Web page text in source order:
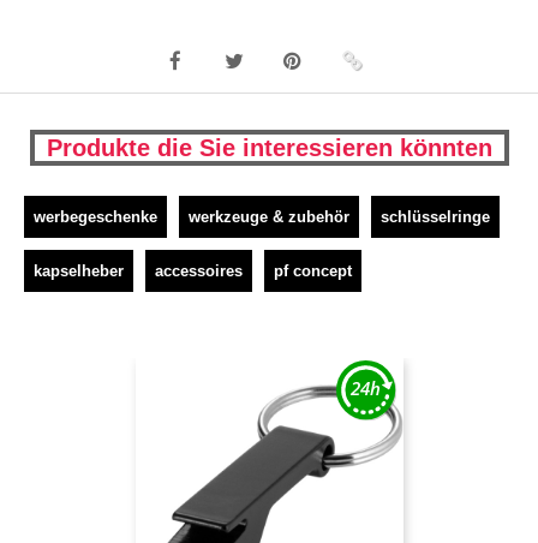
Produkte die Sie interessieren könnten
werbegeschenke werkzeuge & zubehör schlüsselringe
kapselheber accessoires pf concept